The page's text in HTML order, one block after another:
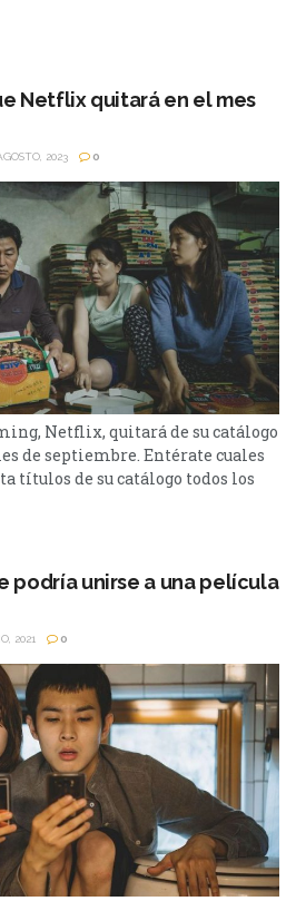
Netflix quitará en el mes
2023 0
Netflix, quitará de su catálogo
de septiembre. Entérate cuales
títulos de su catálogo todos los
quitará producciones como:
Black, Taboo y varias de Misión
podría unirse a una película
2021 0